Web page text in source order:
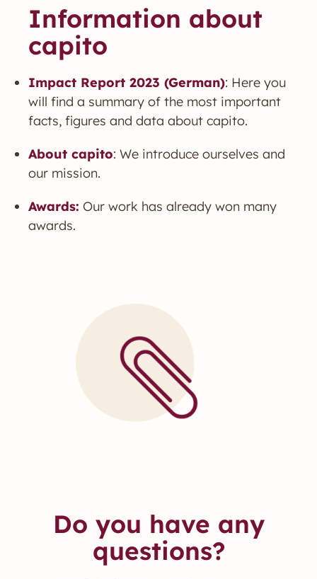
Information about
capito
Impact Report 2023 (German): Here you
will find a summary of the most important
facts, figures and data about capito.
About capito: We introduce ourselves and
our mission.
Awards: Our work has already won many
awards.
Do you have any
questions?